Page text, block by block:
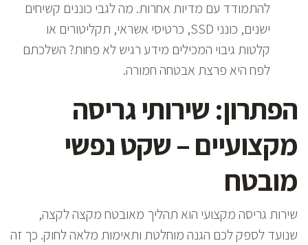
להתמודד עם מדיות אחרות. מה לגבי כוננים קשיחים
ישנים, כונני SSD, כרטיסי אשראי, תקליטורים או
קלטות גיבוי המכילים מידע רגיש לא פחות? השלכתם
לפח היא פרצת אבטחה חמורה.
הפתרון: שירותי גריסה
מקצועיים – שקט נפשי
מובטח
שירות גריסה מקצועי הוא תהליך מאובטח מקצה לקצה,
שנועד לספק לכם הגנה מוחלטת ותאימות מלאה לחוק. כך זה